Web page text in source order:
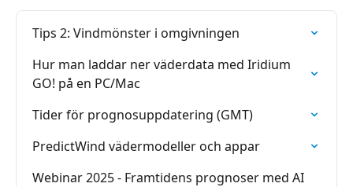
Tips 2: Vindmönster i omgivningen
Hur man laddar ner väderdata med Iridium
GO! på en PC/Mac
Tider för prognosuppdatering (GMT)
PredictWind vädermodeller och appar
Webinar 2025 - Framtidens prognoser med AI